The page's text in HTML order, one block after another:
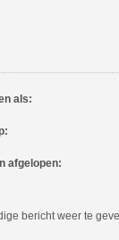
als:
afgelopen:
bericht weer te